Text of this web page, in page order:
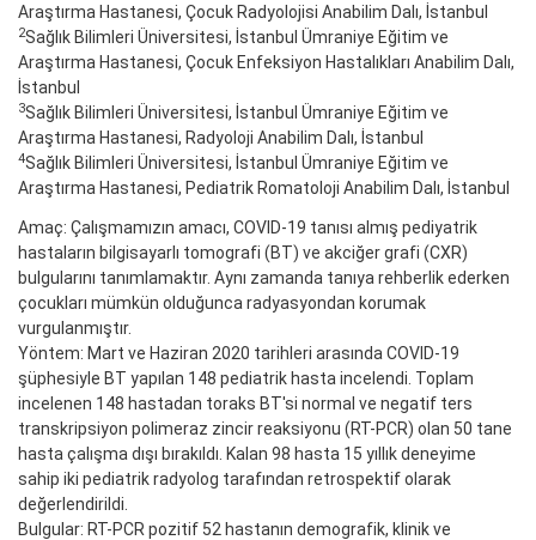
Araştırma Hastanesi, Çocuk Radyolojisi Anabilim Dalı, İstanbul
2Sağlık Bilimleri Üniversitesi, İstanbul Ümraniye Eğitim ve
Araştırma Hastanesi, Çocuk Enfeksiyon Hastalıkları Anabilim Dalı,
İstanbul
3Sağlık Bilimleri Üniversitesi, İstanbul Ümraniye Eğitim ve
Araştırma Hastanesi, Radyoloji Anabilim Dalı, İstanbul
4Sağlık Bilimleri Üniversitesi, İstanbul Ümraniye Eğitim ve
Araştırma Hastanesi, Pediatrik Romatoloji Anabilim Dalı, İstanbul
Amaç: Çalışmamızın amacı, COVID-19 tanısı almış pediyatrik
hastaların bilgisayarlı tomografi (BT) ve akciğer grafi (CXR)
bulgularını tanımlamaktır. Aynı zamanda tanıya rehberlik ederken
çocukları mümkün olduğunca radyasyondan korumak
vurgulanmıştır.
Yöntem: Mart ve Haziran 2020 tarihleri arasında COVID-19
şüphesiyle BT yapılan 148 pediatrik hasta incelendi. Toplam
incelenen 148 hastadan toraks BT'si normal ve negatif ters
transkripsiyon polimeraz zincir reaksiyonu (RT-PCR) olan 50 tane
hasta çalışma dışı bırakıldı. Kalan 98 hasta 15 yıllık deneyime
sahip iki pediatrik radyolog tarafından retrospektif olarak
değerlendirildi.
Bulgular: RT-PCR pozitif 52 hastanın demografik, klinik ve